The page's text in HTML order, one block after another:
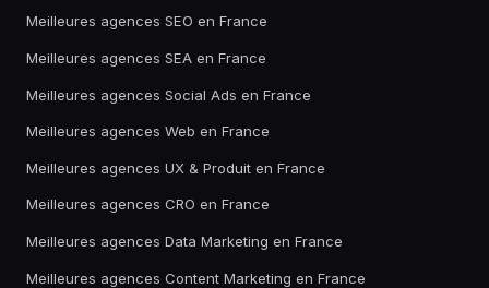
Meilleures agences SEO en France
Meilleures agences SEA en France
Meilleures agences Social Ads en France
Meilleures agences Web en France
Meilleures agences UX & Produit en France
Meilleures agences CRO en France
Meilleures agences Data Marketing en France
Meilleures agences Content Marketing en France